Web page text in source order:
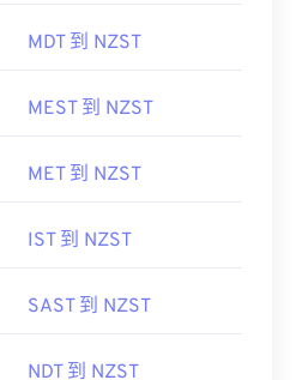
MDT 到 NZST
MEST 到 NZST
MET 到 NZST
IST 到 NZST
SAST 到 NZST
NDT 到 NZST